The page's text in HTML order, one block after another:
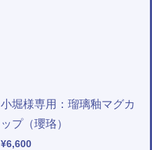
小堀様専用：瑠璃釉マグカ
ップ（瓔珞）
¥6,600